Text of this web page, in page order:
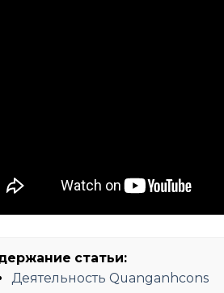
статьи:
Деятельность Quanganhcons